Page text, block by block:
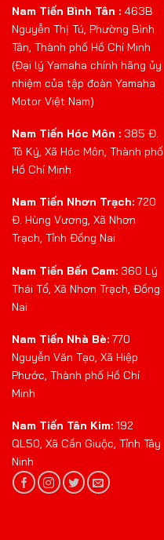
Nam Tiến Bình Tân : 463B
Nguyễn Thị Tú, Phường Bình
Tân, Thành phố Hồ Chí Minh
(Đại lý Yamaha chính hãng ủy
nhiệm của tập đoàn Yamaha
Motor Việt Nam)
Nam Tiến Hóc Môn : 385 Đ.
Tô Ký, Xã Hóc Môn, Thành phố
Hồ Chí Minh
Nam Tiến Nhơn Trạch: 720
Đ. Hùng Vương, Xã Nhơn
Trạch, Tỉnh Đồng Nai
Nam Tiến Bến Cam: 360 Lý
Thái Tổ, Xã Nhơn Trạch, Đồng
Nai
Nam Tiến Nhà Bè: 770
Nguyễn Văn Tạo, Xã Hiệp
Phước, Thành phố Hồ Chí
Minh
Nam Tiến Tân Kim: 192
QL50, Xã Cần Giuộc, Tỉnh Tây
Ninh